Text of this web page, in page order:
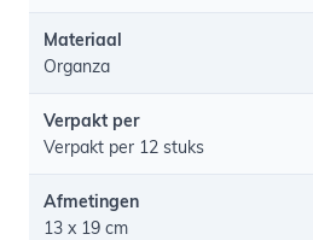
Materiaal
Organza
Verpakt per
Verpakt per 12 stuks
Afmetingen
13 x 19 cm